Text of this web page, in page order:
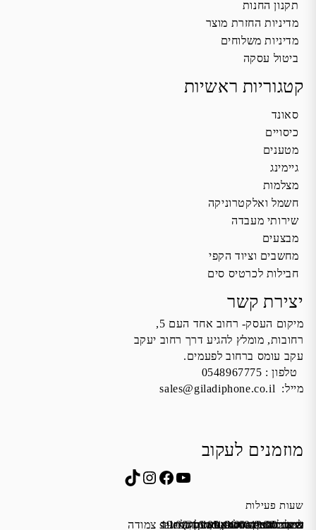
תקנון החנות
מדיניות החזרת מוצר
מדיניות משלוחים
ביטול עסקה
קטגוריות ראשיות
סאונד
כיסויים
מטענים
גיימינג
מצלמות
חשמל ואלקטרוניקה
שירותי מעבדה
מבצעים
מחשבים וציוד הקפי
חבילות לכרטיס סים
יצירת קשר
מיקום העסק- רחוב אחד העם 5,
רחובות, מומלץ להגיע דרך רחוב יעקב
עקב עומס ברחוב לפעמים.
טלפון : 0548967775
מייל: sales@giladiphone.co.il
מוזמנים לעקוב
YouTube
Facebook
Instagram
TikTok
שעות פעילות
כתובת: אחד העם 5, רחובות
א׳-ה׳ 19:00-16:00,14:00-9:30
שישי 9:00-13:00
שבת סגור
מייל:sales@giladiphone.co.il
מיקום חנייה: יש אפשרות לחניה צמודה
לחנות התקשרו ואדאג לזה.
*נא להתקשר לפני הגעה